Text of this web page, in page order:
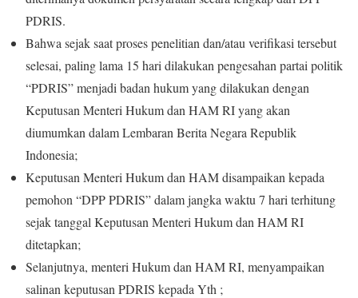
PDRIS.
Bahwa sejak saat proses penelitian dan/atau verifikasi tersebut
selesai, paling lama 15 hari dilakukan pengesahan partai politik
“PDRIS” menjadi badan hukum yang dilakukan dengan
Keputusan Menteri Hukum dan HAM RI yang akan
diumumkan dalam Lembaran Berita Negara Republik
Indonesia;
Keputusan Menteri Hukum dan HAM disampaikan kepada
pemohon “DPP PDRIS” dalam jangka waktu 7 hari terhitung
sejak tanggal Keputusan Menteri Hukum dan HAM RI
ditetapkan;
Selanjutnya, menteri Hukum dan HAM RI, menyampaikan
salinan keputusan PDRIS kepada Yth ;